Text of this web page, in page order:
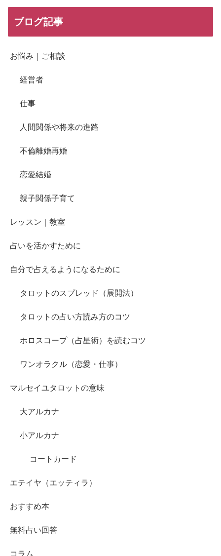
ブログ記事
お悩み｜ご相談
経営者
仕事
人間関係や将来の進路
不倫離婚再婚
恋愛結婚
親子関係子育て
レッスン｜教室
占いを活かすために
自分で占えるようになるために
タロットのスプレッド（展開法）
タロットの占い方読み方のコツ
ホロスコープ（占星術）を読むコツ
ワンオラクル（恋愛・仕事）
マルセイユタロットの意味
大アルカナ
小アルカナ
コートカード
エテイヤ（エッティラ）
おすすめ本
無料占い回答
コラム